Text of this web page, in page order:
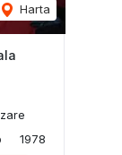
Harta
1978